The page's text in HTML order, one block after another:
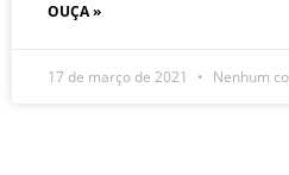
OUÇA »
17 de março de 2021 Nenhum